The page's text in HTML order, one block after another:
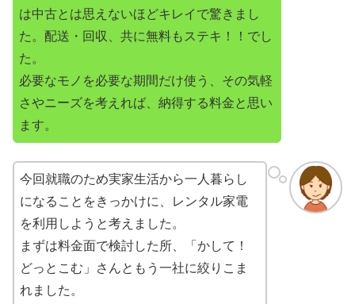
は中古とは思えないほどキレイで驚きまし
た。配送・回収、共に無料もステキ！！でし
た。
必要なモノを必要な期間だけ使う、その気軽
さやニーズを考えれば、納得する料金と思い
ます。
今回就職のため実家生活から一人暮らし
になることをきっかけに、レンタル家電
を利用しようと考えました。
まずは料金面で検討した所、「かして！
どっとこむ」さんともう一社に絞りこま
れました。